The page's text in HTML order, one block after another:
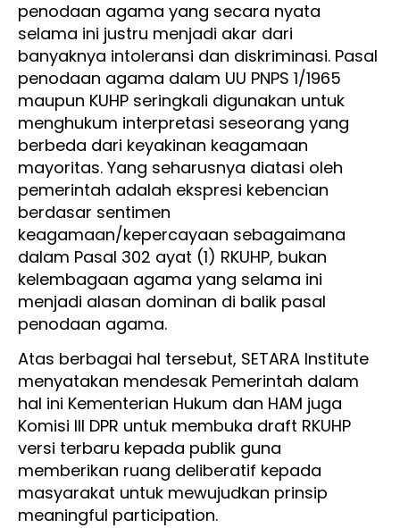
penodaan agama yang secara nyata
selama ini justru menjadi akar dari
banyaknya intoleransi dan diskriminasi. Pasal
penodaan agama dalam UU PNPS 1/1965
maupun KUHP seringkali digunakan untuk
menghukum interpretasi seseorang yang
berbeda dari keyakinan keagamaan
mayoritas. Yang seharusnya diatasi oleh
pemerintah adalah ekspresi kebencian
berdasar sentimen
keagamaan/kepercayaan sebagaimana
dalam Pasal 302 ayat (1) RKUHP, bukan
kelembagaan agama yang selama ini
menjadi alasan dominan di balik pasal
penodaan agama.
Atas berbagai hal tersebut, SETARA Institute
menyatakan mendesak Pemerintah dalam
hal ini Kementerian Hukum dan HAM juga
Komisi III DPR untuk membuka draft RKUHP
versi terbaru kepada publik guna
memberikan ruang deliberatif kepada
masyarakat untuk mewujudkan prinsip
meaningful participation.